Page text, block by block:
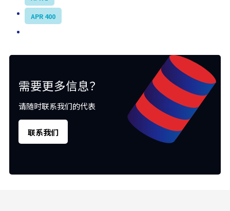
APR 400
需要更多信息？
请随时联系我们的代表
联系我们